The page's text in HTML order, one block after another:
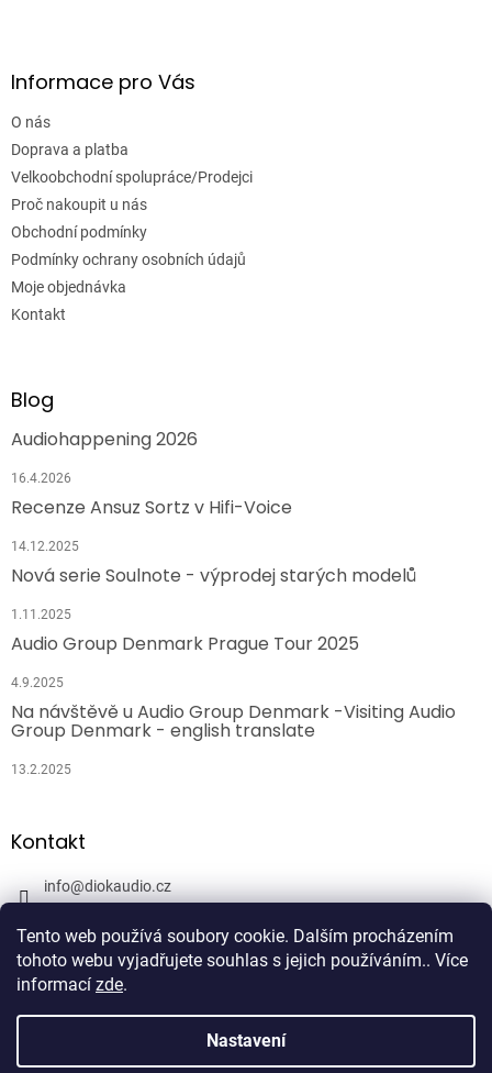
Tento web používá soubory cookie. Dalším procházením
tohoto webu vyjadřujete souhlas s jejich používáním.. Více
informací zde.
Nastavení
Informace pro Vás
O nás
Doprava a platba
Velkoobchodní spolupráce/Prodejci
Proč nakoupit u nás
Obchodní podmínky
Podmínky ochrany osobních údajů
Moje objednávka
Kontakt
Blog
Audiohappening 2026
16.4.2026
Recenze Ansuz Sortz v Hifi-Voice
14.12.2025
Nová serie Soulnote - výprodej starých modelů
1.11.2025
Audio Group Denmark Prague Tour 2025
4.9.2025
Na návštěvě u Audio Group Denmark -Visiting Audio
Group Denmark - english translate
13.2.2025
Kontakt
info@diokaudio.cz
DiokAudio.cz - Hifi Studio Pánský Dvůr
Vytvořil Shoptet